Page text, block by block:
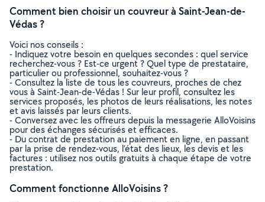
Comment bien choisir un couvreur à Saint-Jean-de-
Védas ?
Voici nos conseils :
- Indiquez votre besoin en quelques secondes : quel service
recherchez-vous ? Est-ce urgent ? Quel type de prestataire,
particulier ou professionnel, souhaitez-vous ?
- Consultez la liste de tous les couvreurs, proches de chez
vous à Saint-Jean-de-Védas ! Sur leur profil, consultez les
services proposés, les photos de leurs réalisations, les notes
et avis laissés par leurs clients.
- Conversez avec les offreurs depuis la messagerie AlloVoisins
pour des échanges sécurisés et efficaces.
- Du contrat de prestation au paiement en ligne, en passant
par la prise de rendez-vous, l’état des lieux, les devis et les
factures : utilisez nos outils gratuits à chaque étape de votre
prestation.
Comment fonctionne AlloVoisins ?